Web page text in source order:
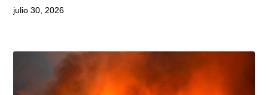
julio 30, 2026